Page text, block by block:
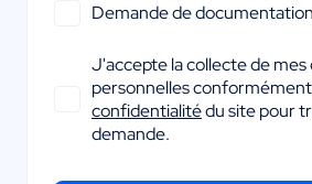
Demande de documentation
J'accepte la collecte de mes
personnelles conformément
confidentialitédu site pour
demande.